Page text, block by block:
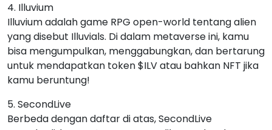
4. Illuvium
Illuvium adalah game RPG open-world tentang alien
yang disebut Illuvials. Di dalam metaverse ini, kamu
bisa mengumpulkan, menggabungkan, dan bertarung
untuk mendapatkan token $ILV atau bahkan NFT jika
kamu beruntung!
5. SecondLive
Berbeda dengan daftar di atas, SecondLive